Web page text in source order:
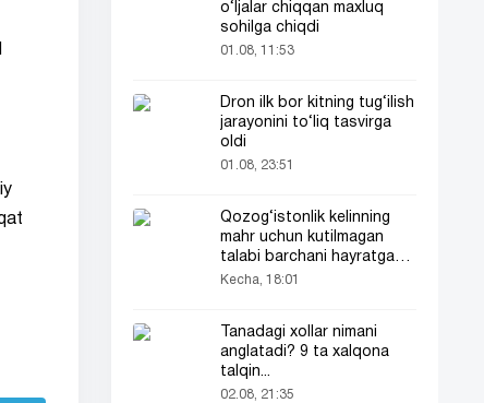
o‘ljalar chiqqan maxluq
sohilga chiqdi
01.08, 11:53
Dron ilk bor kitning tug‘ilish
jarayonini to‘liq tasvirga
oldi
01.08, 23:51
Qozog‘istonlik kelinning
mahr uchun kutilmagan
talabi barchani hayratga
soldi
Kecha, 18:01
Tanadagi xollar nimani
anglatadi? 9 ta xalqona
talqin...
02.08, 21:35